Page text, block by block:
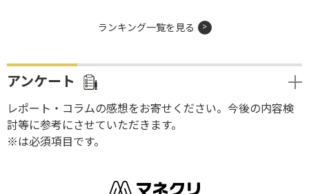
ランキング一覧を見る
アンケート
レポート・コラムの感想をお寄せください。今後の内容検
討等に参考にさせていただきます。
※は必須項目です。